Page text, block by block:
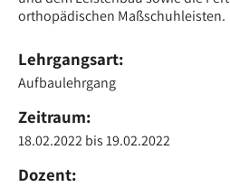
orthopädischen Maßschuhleisten.
Lehrgangsart:
Aufbaulehrgang
Zeitraum:
18.02.2022bis19.02.2022
Dozent: